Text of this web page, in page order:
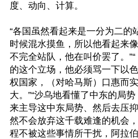
度、动向、计算。
“各国虽然看起来是一分为二的
时候混水摸鱼，所以他看起来
不完全站队，他在叫价罢了。
的这个立场，他必须骂一下以
权国家，（对哈马斯）口惠而
大。”“沙乌地看懂了中东的局
来主导这中东局势、然后去压
然不会放弃这千载难逢的机会
程不被这些事情所干扰，阿拉